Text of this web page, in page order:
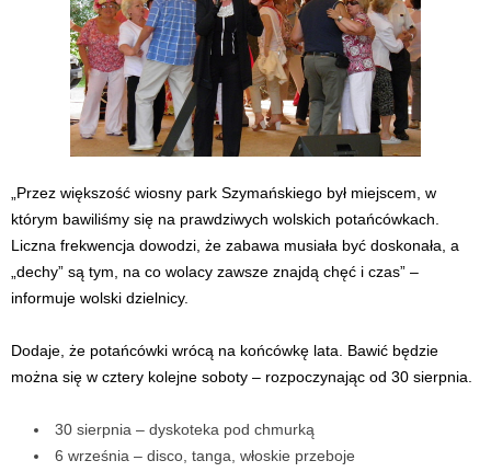
„Przez większość wiosny park Szymańskiego był miejscem, w
którym bawiliśmy się na prawdziwych wolskich potańcówkach.
Liczna frekwencja dowodzi, że zabawa musiała być doskonała, a
„dechy” są tym, na co wolacy zawsze znajdą chęć i czas” –
informuje wolski dzielnicy.
Dodaje, że potańcówki wrócą na końcówkę lata. Bawić będzie
można się w cztery kolejne soboty – rozpoczynając od 30 sierpnia.
30 sierpnia – dyskoteka pod chmurką
6 września – disco, tanga, włoskie przeboje